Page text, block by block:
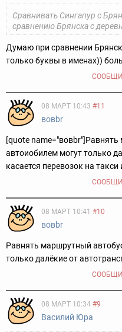
Сравнивать Сингапур с
сравнению Брянска с
Думаю при сравнении
только буквы в именах))
08 МАРТ 10:43 #11
вовbr
[quote
автоиобилем могут только
касается перевозок на
08 МАРТ 10:41 #10
вовbr
Равнять маршрутный
только далёкие от
08 МАРТ 10:34 #9
Василий Юра